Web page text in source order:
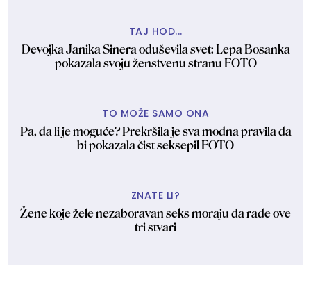
TAJ HOD...
Devojka Janika Sinera oduševila svet: Lepa Bosanka
pokazala svoju ženstvenu stranu FOTO
TO MOŽE SAMO ONA
Pa, da li je moguće? Prekršila je sva modna pravila da
bi pokazala čist seksepil FOTO
ZNATE LI?
Žene koje žele nezaboravan seks moraju da rade ove
tri stvari